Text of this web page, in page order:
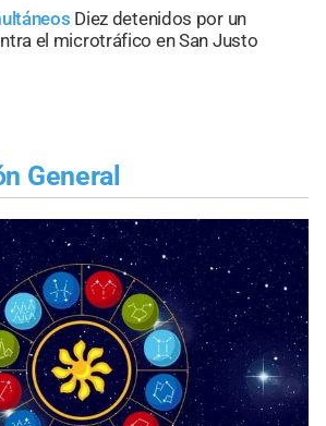
Diez detenidos por un
el microtráfico en San Justo
General